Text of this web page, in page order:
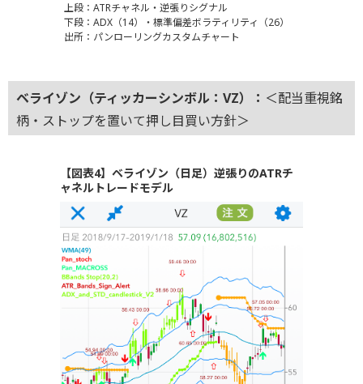
上段：ATRチャネル・逆張りシグナル
下段：ADX（14）・標準偏差ボラティリティ（26）
出所：パンローリングカスタムチャート
ベライゾン（ティッカーシンボル：VZ）： ＜配当重視銘
柄・ストップを置いて押し目買い方針＞
【図表4】ベライゾン（日足）逆張りのATRチ
ャネルトレードモデル